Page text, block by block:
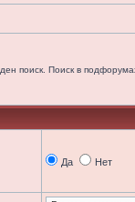
поиск. Поиск в
Да Нет